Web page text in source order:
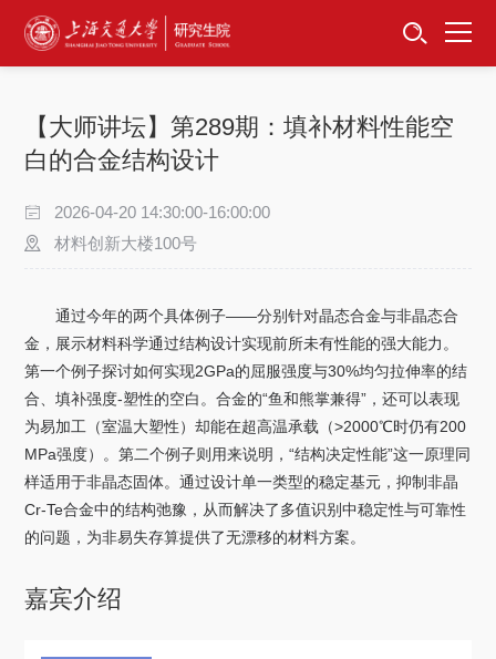
首页
招生工作
培养服务
卓越工程师
专项工作
信息公开
关于我们
信息系统
【大师讲坛】第289期：填补材料性能空
白的合金结构设计
2026-04-20 14:30:00-16:00:00
材料创新大楼100号
通过今年的两个具体例子——分别针对晶态合金与非晶态合
金，展示材料科学通过结构设计实现前所未有性能的强大能力。
第一个例子探讨如何实现‌2GPa的屈服强度‌与‌30%均匀拉伸率‌的结
合、填补强度-塑性的空白。合金的“鱼和熊掌兼得”，还可以表现
为易加工（室温大塑性）却能在超高温承载（>2000℃时仍有200
MPa强度）。第二个例子则用来说明，“结构决定性能”这一原理同
样适用于非晶态固体。通过设计单一类型的稳定基元，抑制非晶
Cr-Te合金中的结构弛豫，从而解决了多值识别中稳定性与可靠性
的问题，为非易失存算提供了无漂移的材料方案。
嘉宾介绍